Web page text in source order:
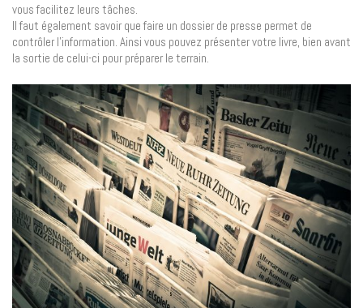
vous facilitez leurs tâches.
Il faut également savoir que faire un dossier de presse permet de
contrôler l’information. Ainsi vous pouvez présenter votre livre, bien avant
la sortie de celui-ci pour préparer le terrain.